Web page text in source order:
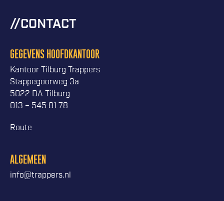
CONTACT
GEGEVENS HOOFDKANTOOR
Kantoor Tilburg Trappers
Stappegoorweg 3a
5022 DA Tilburg
013 – 545 81 78
Route
ALGEMEEN
info@trappers.nl